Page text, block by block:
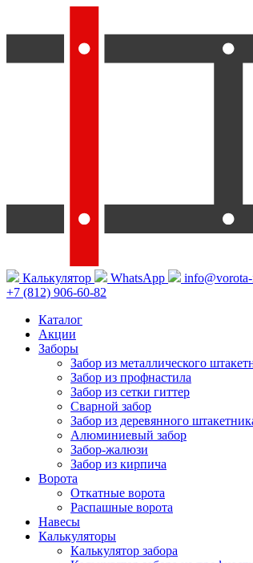
Калькулятор WhatsApp
+7 (812) 906-60-82
Каталог
Акции
Заборы
Забор из металлического
Забор из профнастила
Забор из сетки гиттер
Сварной забор
Забор из деревянного
Алюминиевый забор
Забор-жалюзи
Забор из кирпича
Ворота
Откатные ворота
Распашные ворота
Навесы
Калькуляторы
Калькулятор забора